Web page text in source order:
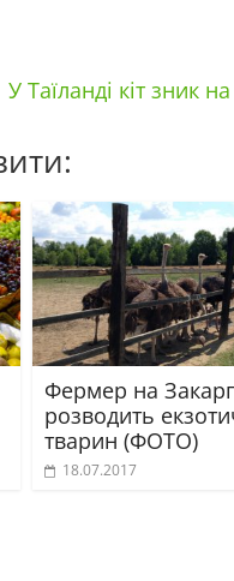
У Таїланді кіт зник
Фермер на
розводить
тварин (ФОТО)
18.07.2017